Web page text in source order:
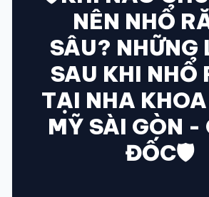
SỔ Y BẠĐIỆN
Vui lòng đăng nhập bằng Số điện thoại
SỐ ĐIỆN THOẠI
NÊN NHỔ
SÂU? NHỮNG
SAU KHI NHỔ
TẠI NHA
MỸ SÀI GÒN -
ĐỐC🛡️